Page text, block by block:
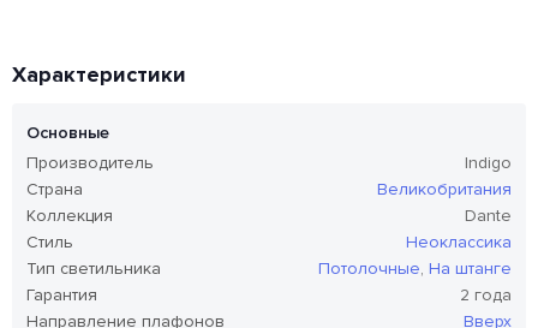
Характеристики
Основные
Производитель
Indigo
Страна
Великобритания
Коллекция
Dante
Стиль
Неоклассика
Тип светильника
Потолочные, На штанге
Гарантия
2 года
Направление плафонов
Вверх